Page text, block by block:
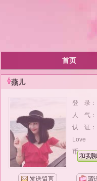
首页
燕儿
登 录：
人 气：
认 证：
Love
币：